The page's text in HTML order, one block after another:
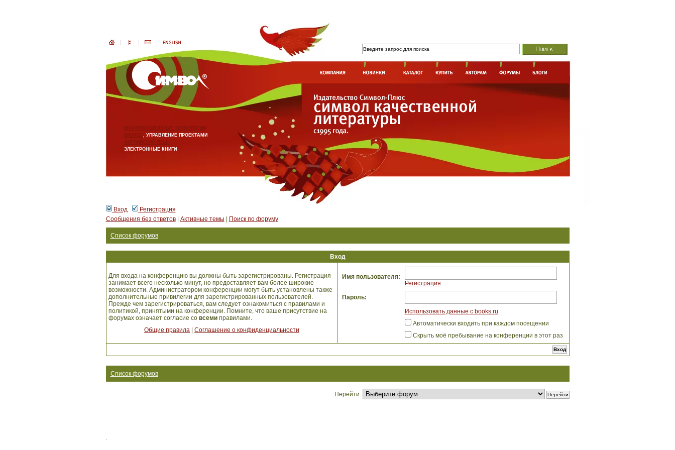
ИНФОРМАЦИОННЫЕ ТЕХНОЛОГИИ
БИЗНЕС, УПРАВЛЕНИЕ ПРОЕКТАМИ
АНГЛИЙСКИЙ ЯЗЫК
ЭЛЕКТРОННЫЕ КНИГИ
Вход
Регистрация
Сообщения без ответов| Активные темы Поиск по форуму
Список форумов
Вход
Для входа на конференцию вы должны быть зарегистрированы. Регистрация
занимает всего несколько минут, но предоставляет вам более широкие
возможности. Администратором конференции могут быть установлены также
дополнительные привилегии для зарегистрированных пользователей.
Прежде чем зарегистрироваться, вам следует ознакомиться с правилами и
политикой, принятыми на конференции. Помните, что ваше присутствие на
форумах означает согласие со всемиправилами.
Общие правила
Соглашение о конфиденциальности
Имя пользователя:
Регистрация
Пароль:
Использовать данные с books.ru
Автоматически входить при каждом посещении
Скрыть моё пребывание на конференции в этот раз
Список форумов
Перейти: